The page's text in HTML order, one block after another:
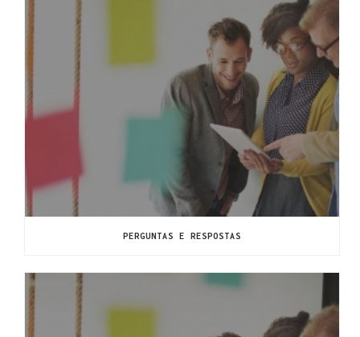
PERGUNTAS E RESPOSTAS